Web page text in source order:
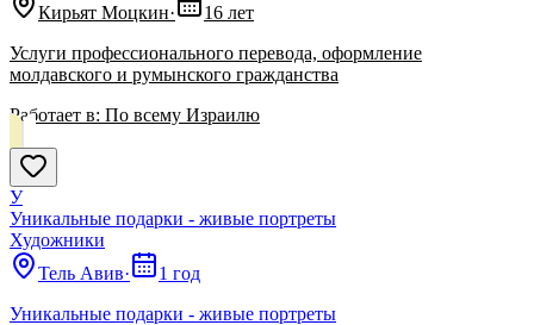
Кирьят Моцкин·
16 лет
Услуги профессионального перевода, оформление
молдавского и румынского гражданства
Работает в: По всему Израилю
У
Уникальные подарки - живые портреты
Художники
Тель Авив·
1 год
Уникальные подарки - живые портреты